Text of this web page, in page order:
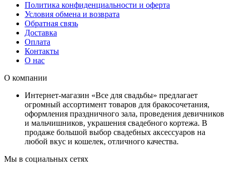
Политика конфиденциальности и оферта
Условия обмена и возврата
Обратная связь
Доставка
Оплата
Контакты
О нас
О компании
Интернет-магазин «Все для свадьбы» предлагает
огромный ассортимент товаров для бракосочетания,
оформления праздничного зала, проведения девичников
и мальчишников, украшения свадебного кортежа. В
продаже большой выбор свадебных аксессуаров на
любой вкус и кошелек, отличного качества.
Мы в социальных сетях